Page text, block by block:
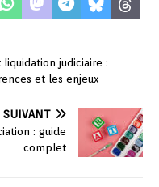
judiciaire :
et les enjeux
SUIVANT
: guide
complet